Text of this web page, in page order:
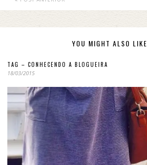
YOU MIGHT ALSO LIKE
TAG – CONHECENDO A BLOGUEIRA
18/03/2015